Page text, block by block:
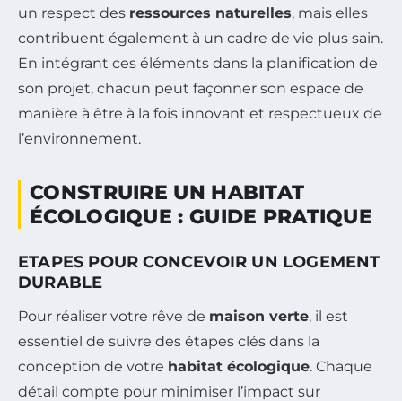
un respect des ressources naturelles, mais elles
contribuent également à un cadre de vie plus sain.
En intégrant ces éléments dans la planification de
son projet, chacun peut façonner son espace de
manière à être à la fois innovant et respectueux de
l’environnement.
CONSTRUIRE UN HABITAT
ÉCOLOGIQUE : GUIDE PRATIQUE
ETAPES POUR CONCEVOIR UN LOGEMENT
DURABLE
Pour réaliser votre rêve de maison verte, il est
essentiel de suivre des étapes clés dans la
conception de votre habitat écologique. Chaque
détail compte pour minimiser l’impact sur